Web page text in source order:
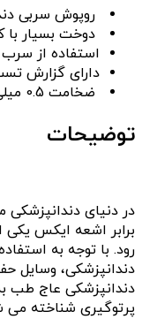
روپوش سربی
دوخت بسیار
استفاده از سرب
دارای گزارش
ضخامت 0.5 میلی متری سرب
توضیحات
در دنیای دندانپزشکی
برابر اشعه ایکس
رود. با توجه به
دندانپزشکی، وسایل
دندانپزشکی عاج طب
پرتوگیری شناخته می